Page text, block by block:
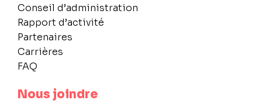
Conseil d’administration
Rapport d’activité
Partenaires
Carrières
FAQ
Nous joindre